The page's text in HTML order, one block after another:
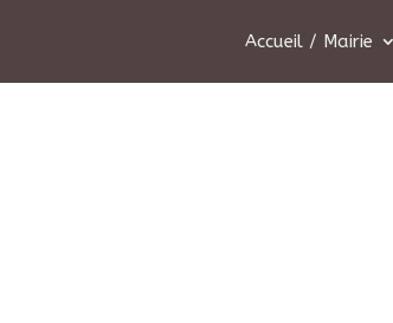
Accueil / Mairie